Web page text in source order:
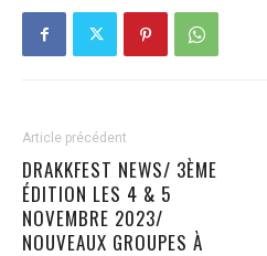
Article précédent
DRAKKFEST NEWS/ 3ÈME
ÉDITION LES 4 & 5
NOVEMBRE 2023/
NOUVEAUX GROUPES À